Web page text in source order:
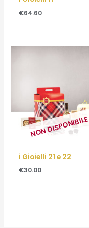
€64.60
NON DISPONIBILE
i Gioielli 21 e 22
€30.00